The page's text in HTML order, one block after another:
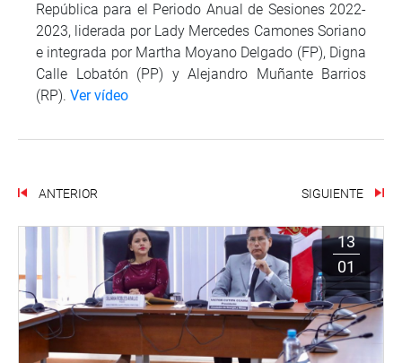
República para el Periodo Anual de Sesiones 2022-
2023, liderada por Lady Mercedes Camones Soriano
e integrada por Martha Moyano Delgado (FP), Digna
Calle Lobatón (PP) y Alejandro Muñante Barrios
(RP). Ver vídeo
ANTERIOR SIGUIENTE
13
01